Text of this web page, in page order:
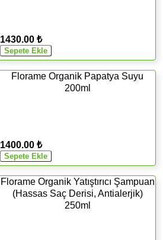
1430.00 ₺
Florame Organik Papatya Suyu
200ml
1400.00 ₺
Florame Organik Yatıştırıcı Şampuan
(Hassas Saç Derisi, Antialerjik)
250ml